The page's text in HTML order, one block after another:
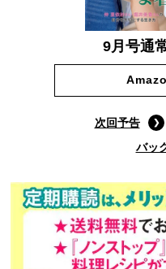
9月号通
次回予告
バッ